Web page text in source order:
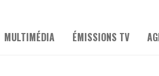
MULTIMÉDIA ÉMISSIONS TV